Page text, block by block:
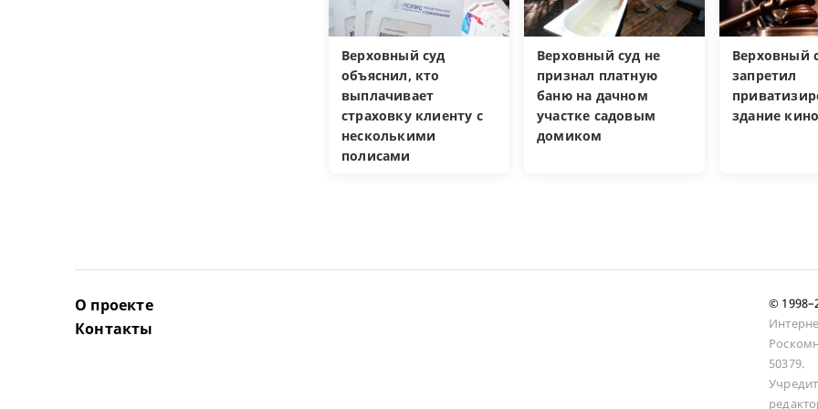
Верховный суд
объяснил, кто
выплачивает
страховку клиенту с
несколькими
полисами
Верховный суд не
признал платную
баню на дачном
участке садовым
домиком
Верховный
запретил
здание
О проекте
Контакты
©
50379.